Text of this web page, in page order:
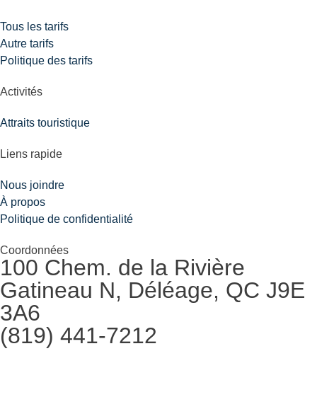
Tous les tarifs
Autre tarifs
Politique des tarifs
Activités
Attraits touristique
Liens rapide
Nous joindre
À propos
Politique de confidentialité
Coordonnées
100 Chem. de la Rivière
Gatineau N, Déléage, QC J9E
3A6
(819) 441-7212